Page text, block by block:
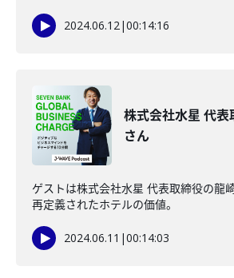
2024.06.12|00:14:16
株式会社水星 代
さん
ゲストは株式会社水星 代表取締役の龍
再定義されたホテルの価値。
2024.06.11 |00:14:03